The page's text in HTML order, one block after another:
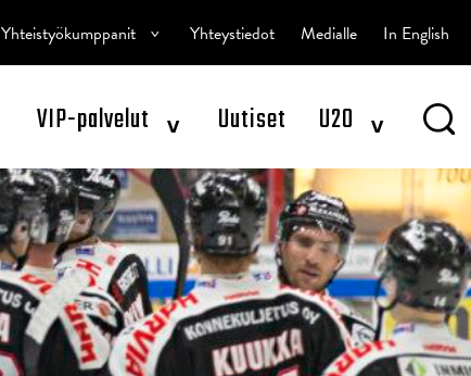
VIP-palvelut ^ Uutiset U20 ^
Yhteistyökumppanit ^ Yhteystiedot Medialle In English